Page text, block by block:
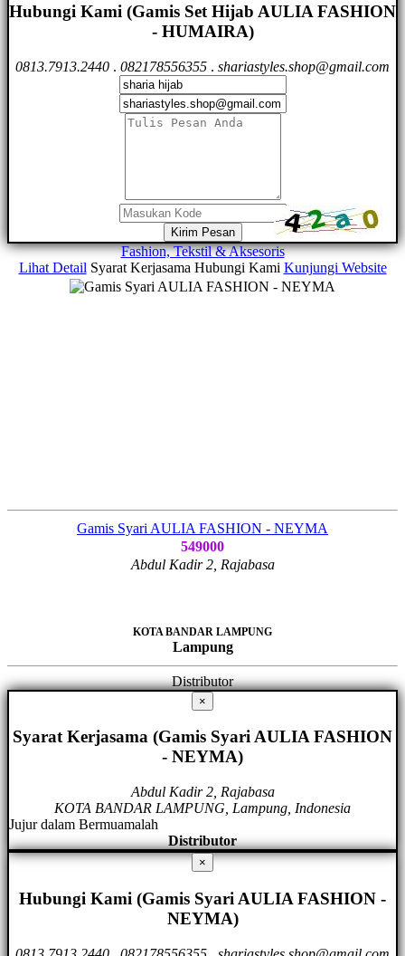
Hubungi Kami (Gamis Set Hijab AULIA FASHION
- HUMAIRA)
0813.7913.2440 . 082178556355 . shariastyles.shop@gmail.com
Kirim Pesan
Fashion, Tekstil & Aksesoris
Lihat Detail Syarat Kerjasama Hubungi Kami Kunjungi Website
Gamis Syari AULIA FASHION - NEYMA
549000
Abdul Kadir 2, Rajabasa
KOTA BANDAR LAMPUNG
Lampung
Distributor
×
Syarat Kerjasama (Gamis Syari AULIA FASHION
- NEYMA)
Abdul Kadir 2, Rajabasa
KOTA BANDAR LAMPUNG, Lampung, Indonesia
Jujur dalam Bermuamalah
Distributor
×
Hubungi Kami (Gamis Syari AULIA FASHION -
NEYMA)